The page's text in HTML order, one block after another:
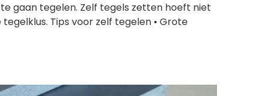
gaan tegelen. Zelf tegels zetten hoeft niet
Tips voor zelf tegelen • Grote